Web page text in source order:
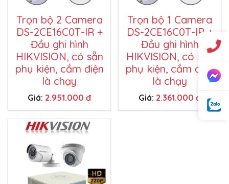
Trọn bộ 2 Camera
DS-2CE16C0T-IR +
Đầu ghi hình
HIKVISION, có sẵn
phụ kiện, cắm điện
là chạy
Giá: 2.951.000 đ
Trọn bộ 1 Camera
DS-2CE16C0T-IR +
Đầu ghi hình
HIKVISION, có sẵn
phụ kiện, cắm điện
là chạy
Giá: 2.361.000 đ